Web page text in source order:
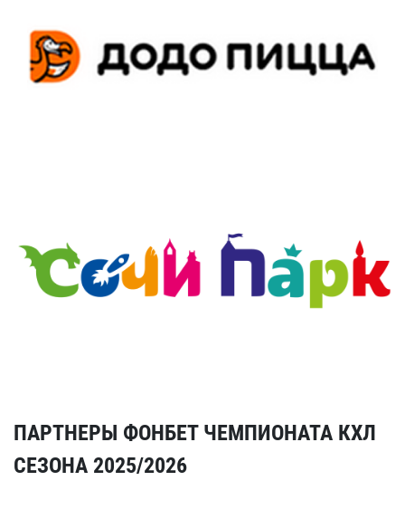
ПАРТНЕРЫ ФОНБЕТ ЧЕМПИОНАТА КХЛ
СЕЗОНА 2025/2026